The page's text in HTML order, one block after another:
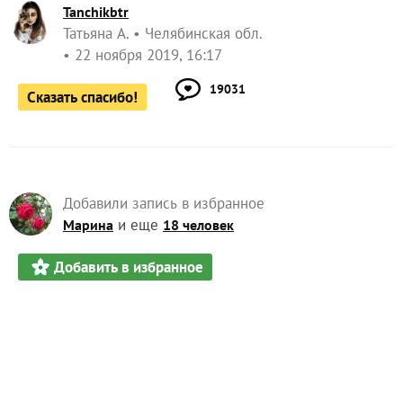
Tanchikbtr
Татьяна А.
Челябинская обл.
22 ноября 2019, 16:17
Сказать спасибо! 19031
Добавили запись в избранное
Марина и еще 18 человек
Добавить в избранное